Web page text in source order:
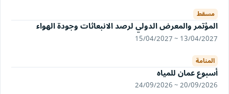
مسقط
المؤتمر والمعرض الدولي لرصد الانبعاثات وجودة الهواء
13/04/2027 ~ 15/04/2027
المنامة
أسبوع عمان للمياه
20/09/2026 ~ 24/09/2026